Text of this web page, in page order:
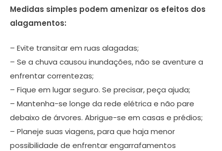
Medidas simples podem amenizar os efeitos dos
alagamentos:
– Evite transitar em ruas alagadas;
– Se a chuva causou inundações, não se aventure a
enfrentar correntezas;
– Fique em lugar seguro. Se precisar, peça ajuda;
– Mantenha-se longe da rede elétrica e não pare
debaixo de árvores. Abrigue-se em casas e prédios;
– Planeje suas viagens, para que haja menor
possibilidade de enfrentar engarrafamentos